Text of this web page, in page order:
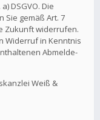
DSGVO. Die
Sie gemäß Art. 7
Zukunft widerrufen.
Widerruf in Kenntnis
Abmelde-
Weiß &